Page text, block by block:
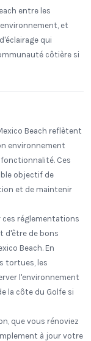
entre les
et
qui
côtière si
Beach reflètent
environnement
Ces
objectif de
et de maintenir
ces réglementations
d'être de bons
Beach. En
tortues, les
l'environnement
la côte du Golfe si
que vous rénoviez
à jour votre